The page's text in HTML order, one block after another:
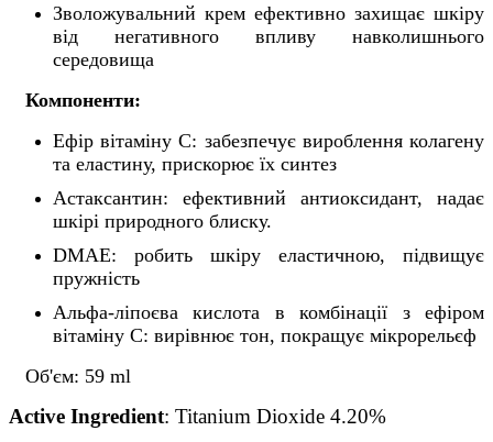
Зволожувальний крем ефективно захищає шкіру
від негативного впливу навколишнього
середовища
Компоненти:
Ефір вітаміну С: забезпечує вироблення колагену
та еластину, прискорює їх синтез
Астаксантин: ефективний антиоксидант, надає
шкірі природного блиску.
DMAE: робить шкіру еластичною, підвищує
пружність
Альфа-ліпоєва кислота в комбінації з ефіром
вітаміну С: вирівнює тон, покращує мікрорельєф
Об'єм: 59 ml
Active Ingredient: Titanium Dioxide 4.20%